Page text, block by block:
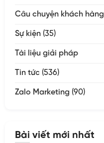
Câu chuyện khách hàng
Sự kiện(35)
Tài liệu giải pháp
Tin tức (536)
Zalo Marketing (90)
Bài viết mới nhất